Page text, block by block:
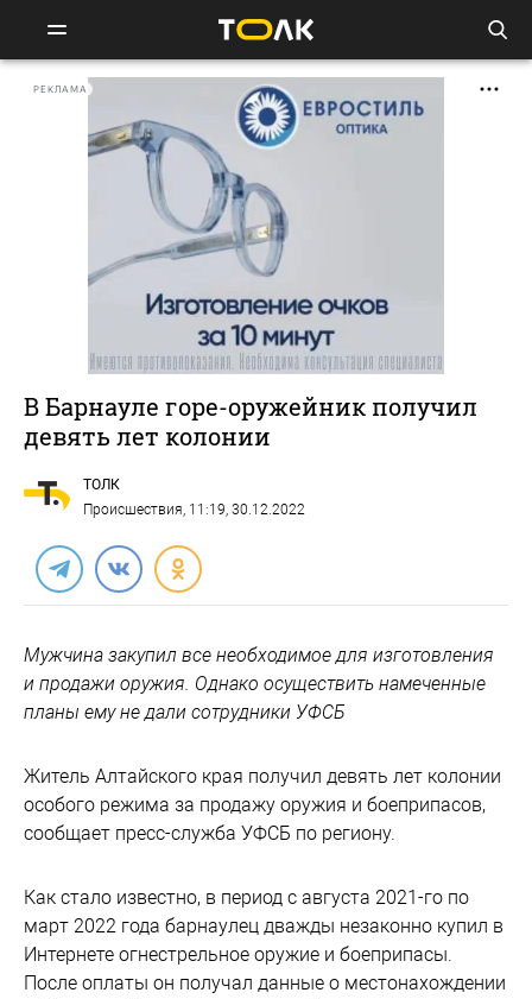
РЕКЛАМА
В Барнауле горе-оружейник получил
девять лет колонии
ТОЛК
Происшествия, 11:19, 30.12.2022
Мужчина закупил все необходимое для изготовления
и продажи оружия. Однако осуществить намеченные
планы ему не дали сотрудники УФСБ
Житель Алтайского края получил девять лет колонии
особого режима за продажу оружия и боеприпасов,
сообщает пресс-служба УФСБ по региону.
Как стало известно, в период с августа 2021-го по
март 2022 года барнаулец дважды незаконно купил в
Интернете огнестрельное оружие и боеприпасы.
После оплаты он получал данные о местонахождении